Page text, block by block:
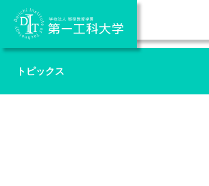
トピックス